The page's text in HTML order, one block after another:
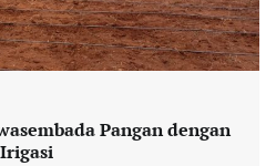
Pangan dengan